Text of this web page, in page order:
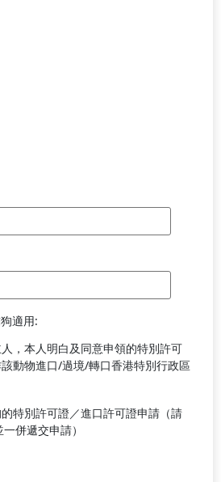
適用:
，本人明白及同意申領的特別許可
動物進口/過境/轉口香港特別行政區
特別許可證／進口許可證申請（請
併遞交申請）